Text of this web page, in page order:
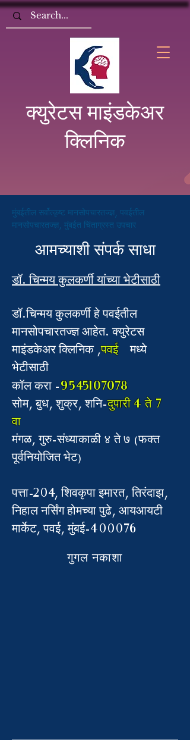
क्युरेटस माइंडकेअर
क्लिनिक
मुंबईतील सर्वोत्कृष्ट मानसोपचारतज्ज्ञ, पवईतील
मानसोपचारतज्ज्ञ, मुंबईत चिंताग्रस्त उपचार
आमच्याशी संपर्क साधा
डॉ. चिन्मय कुलकर्णी यांच्या भेटीसाठी
डॉ.चिन्मय कुलकर्णी हे पवईतील
मानसोपचारतज्ज्ञ आहेत. क्युरेटस
माइंडकेअर क्लिनिक ,पवईमध्ये
भेटीसाठी
कॉल करा -9545107078
सोम, बुध, शुक्र, शनि-दुपारी 4 ते 7
वा
मंगळ, गुरु-संध्याकाळी ४ ते ७ (फक्त
पूर्वनियोजित भेट)
पत्ता-204, शिवकृपा इमारत, तिरंदाझ,
निहाल नर्सिंग होमच्या पुढे, आयआयटी
मार्केट, पवई, मुंबई-400076
गुगल नकाशा